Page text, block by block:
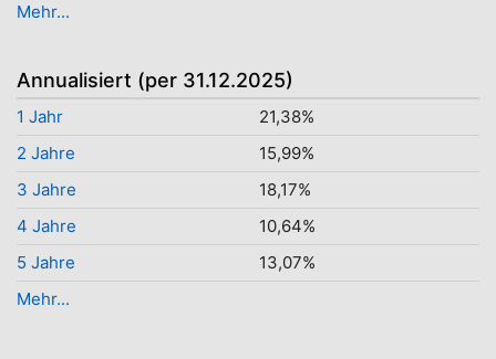
Mehr...
Annualisiert (per 31.12.2025)
1 Jahr
21,38%
2 Jahre
15,99%
3 Jahre
18,17%
4 Jahre
10,64%
5 Jahre
13,07%
Mehr...